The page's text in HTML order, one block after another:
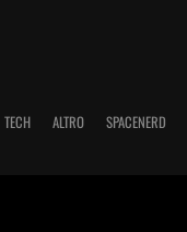
TECH ALTRO SPACENERD